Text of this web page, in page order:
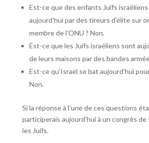
Est-ce que des enfants Juifs
aujourd’hui par des tireurs d’élite sur
membre de l’ONU ? Non.
Est-ce que les Juifs israéliens sont
de leurs maisons par des bandes
Est-ce qu’Israël se bat aujourd’hui
Non.
Si la réponse à l’une de ces questions
participerais aujourd’hui à un congrès
les Juifs.